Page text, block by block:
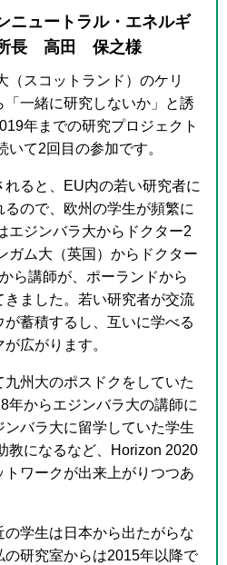
ュートラル・エネルギ
長 高田 保之様
スコットランド）のケリ
一緒に研究しないか」と誘
年までの研究プロジェクト
いて2回目の参加です。
ると、 EU内の若い研究者に
ので、欧州の学生が頻繁に
エジンバラ大からドクター2
ガム大（英国）からドクター
ら講師が、ポーランドから
きました。若い研究者が交流
蓄積するし、互いに学べる
広がります。
州大のポスドクをしていた
年からエジンバラ大の講師に
バラ大に留学していた学生
教になるなど、
Horizon 2020
ワークが出来上がりつつあ
学生は日本から出たがらな
の研究室からは2015年以降で